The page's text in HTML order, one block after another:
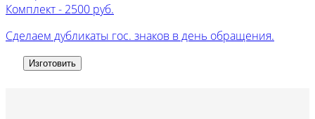
Комплект - 2500 руб.
Сделаем дубликаты гос. знаков в день обращения.
Изготовить